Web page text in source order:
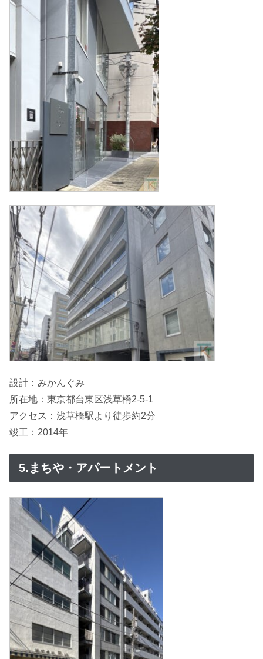
設計：みかんぐみ
所在地：東京都台東区浅草橋2-5-1
アクセス：浅草橋駅より徒歩約2分
竣工：2014年
5.まちや・アパートメント